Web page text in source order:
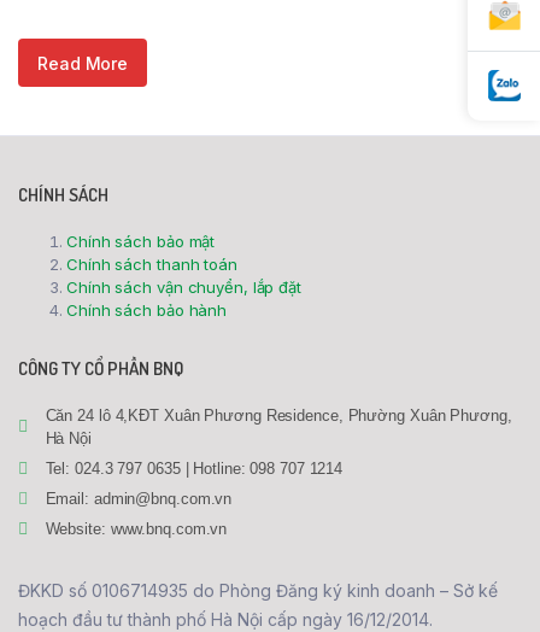
Read More
CHÍNH SÁCH
Chính sách bảo mật
Chính sách thanh toán
Chính sách vận chuyển, lắp đặt
Chính sách bảo hành
CÔNG TY CỔ PHẦN BNQ
Căn 24 lô 4,KĐT Xuân Phương Residence, Phường Xuân Phương,
Hà Nội
Tel: 024.3 797 0635 | Hotline: 098 707 1214
Email: admin@bnq.com.vn
Website: www.bnq.com.vn
ĐKKD số 0106714935 do Phòng Đăng ký kinh doanh – Sở kế
hoạch đầu tư thành phố Hà Nội cấp ngày 16/12/2014.